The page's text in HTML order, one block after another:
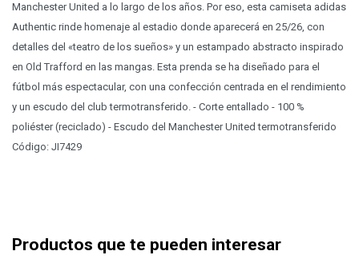
Manchester United a lo largo de los años. Por eso, esta camiseta adidas
Authentic rinde homenaje al estadio donde aparecerá en 25/26, con
detalles del «teatro de los sueños» y un estampado abstracto inspirado
en Old Trafford en las mangas. Esta prenda se ha diseñado para el
fútbol más espectacular, con una confección centrada en el rendimiento
y un escudo del club termotransferido. - Corte entallado - 100 %
poliéster (reciclado) - Escudo del Manchester United termotransferido
Código: JI7429
Productos que te pueden interesar